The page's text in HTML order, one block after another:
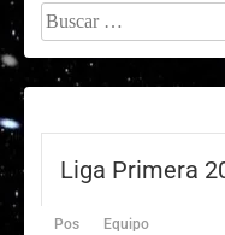
Buscar:
Liga Primera
Pos Equipo